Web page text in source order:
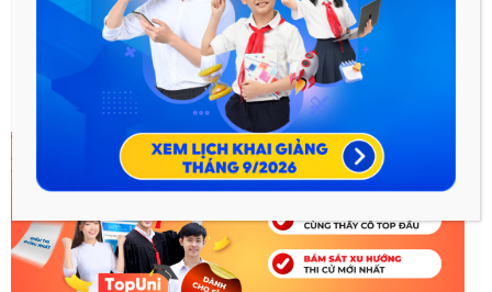
Hy vọng với bài viết này sẽ giúp ích cho các em trong quá trình
học môn tiếng Anh 12.